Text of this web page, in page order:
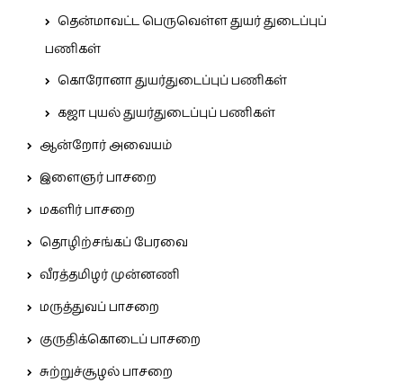
தென்மாவட்ட பெருவெள்ள துயர் துடைப்புப்
பணிகள்
கொரோனா துயர்துடைப்புப் பணிகள்
கஜா புயல் துயர்துடைப்புப் பணிகள்
ஆன்றோர் அவையம்
இளைஞர் பாசறை
மகளிர் பாசறை
தொழிற்சங்கப் பேரவை
வீரத்தமிழர் முன்னணி
மருத்துவப் பாசறை
குருதிக்கொடைப் பாசறை
சுற்றுச்சூழல் பாசறை